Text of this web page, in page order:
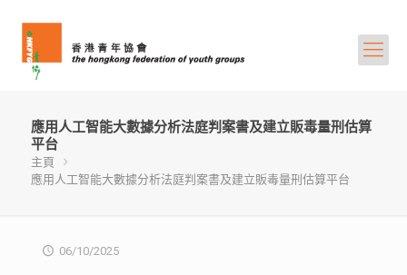
應用人工智能大數據分析法庭判案書及建立販毒量刑估算
平台
主頁
應用人工智能大數據分析法庭判案書及建立販毒量刑估算平台
06/10/2025